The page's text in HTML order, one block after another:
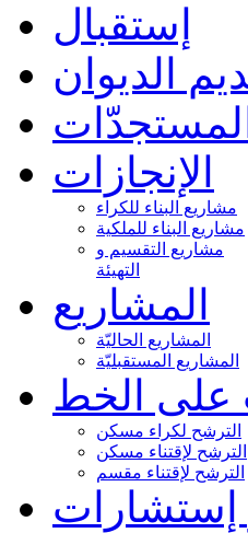
إستقبال
الديوان
المستجدّات
الإنجازات
مشاريع البناء للكراء
مشاريع البناء للملكية
مشاريع التقسيم و
التهيئة
المشاريع
المشاريع الحاليّة
المشاريع المستقبليّة
على الخط
الترشح لكراء مسكن
الترشح لإقتناء مسكن
الترشح لإقتناء مقسم